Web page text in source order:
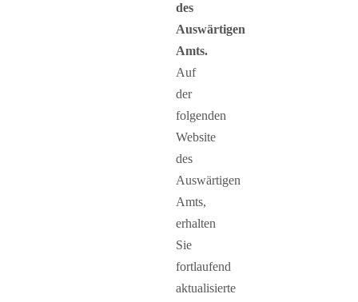
des
Auswärtigen
Amts.
Auf
der
folgenden
Website
des
Auswärtigen
Amts,
erhalten
Sie
fortlaufend
aktualisierte